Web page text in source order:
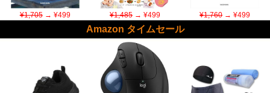
¥1,705→ ¥499 ¥1,485→ ¥499 ¥1,760→ ¥499
Amazon タイムセール